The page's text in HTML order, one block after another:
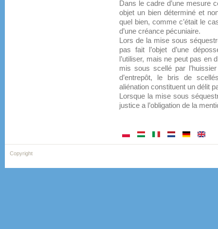
Dans le cadre d’une mesure
objet un bien déterminé et
quel bien, comme c’était le
d’une créance pécuniaire.
Lors de la mise sous
pas fait l’objet d’une
l’utiliser, mais ne peut pas en
mis sous scellé par
d’entrepôt, le bris de
aliénation constituent un délit
Lorsque la mise sous
justice a l’obligation de la
Copyright